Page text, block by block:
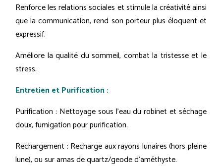
Renforce les relations sociales et stimule la créativité ainsi
que la communication, rend son porteur plus éloquent et
expressif.
Améliore la qualité du sommeil, combat la tristesse et le
stress.
Entretien et Purification :
Purification : Nettoyage sous l'eau du robinet et séchage
doux, fumigation pour purification.
Rechargement : Recharge aux rayons lunaires (hors pleine
lune), ou sur amas de quartz/geode d'améthyste.